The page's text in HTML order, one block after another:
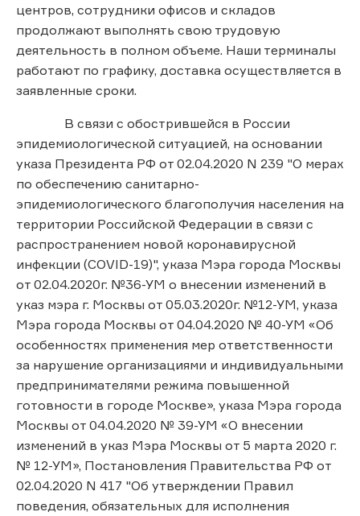
центров, сотрудники офисов и складов
продолжают выполнять свою трудовую
деятельность в полном объеме. Наши терминалы
работают по графику, доставка осуществляется в
заявленные сроки.
В связи с обострившейся в России
эпидемиологической ситуацией, на основании
указа Президента РФ от 02.04.2020 N 239 "О мерах
по обеспечению санитарно-
эпидемиологического благополучия населения на
территории Российской Федерации в связи с
распространением новой коронавирусной
инфекции (COVID-19)", указа Мэра города Москвы
от 02.04.2020г. №36-УМ о внесении изменений в
указ мэра г. Москвы от 05.03.2020г. №12-УМ, указа
Мэра города Москвы от 04.04.2020 № 40-УМ «Об
особенностях применения мер ответственности
за нарушение организациями и индивидуальными
предпринимателями режима повышенной
готовности в городе Москве», указа Мэра города
Москвы от 04.04.2020 № 39-УМ «О внесении
изменений в указ Мэра Москвы от 5 марта 2020 г.
№ 12-УМ», Постановления Правительства РФ от
02.04.2020 N 417 "Об утверждении Правил
поведения, обязательных для исполнения